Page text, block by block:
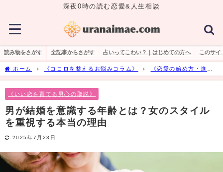
深夜0時の読む恋愛&人生相談
読み物をさがす 全記事からさがす 占いってこわい？｜はじめての方へ このサイ
ホーム 《ココロを整えるお悩みコラム》
《恋愛の始め方・進め
方の悩み》
《いい恋を育てる男心の取説》
男が結婚を意識する年齢
《いい恋を育てる男心の取説》
男が結婚を意識する年齢とは？女のスタイル
を重視する本当の理由
2025年7月23日